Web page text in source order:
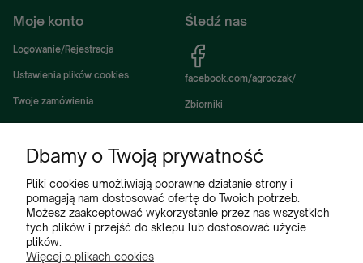
Moje konto
Logowanie/Rejestracja
Ustawienia plików cookies
Twoje zamówienia
Ustawienia konta
Ulubione
Śledź nas
facebook.com/agroczak/
Zbiorniki
Akcesoria i wyposażenie zbiorników
Zbiorniki na deszczówkę
Częsci do maszyn rolniczych
Części do ciągników
Dbamy o Twoją prywatność
Pliki cookies umożliwiają poprawne działanie strony i
pomagają nam dostosować ofertę do Twoich potrzeb.
Możesz zaakceptować wykorzystanie przez nas wszystkich
tych plików i przejść do sklepu lub dostosować użycie
plików.
Więcej o plikach cookies